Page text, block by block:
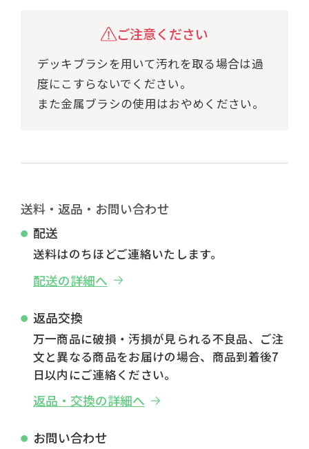
ご注意ください
デッキブラシを用いて汚れを取る場合は過
度にこすらないでください。
また金属ブラシの使用はおやめください。
送料・返品・お問い合わせ
配送
送料はのちほどご連絡いたします。
配送の詳細へ
返品交換
万一商品に破損・汚損が見られる不良品、ご注
文と異なる商品をお届けの場合、商品到着後7
日以内にご連絡ください。
返品・交換の詳細へ
お問い合わせ